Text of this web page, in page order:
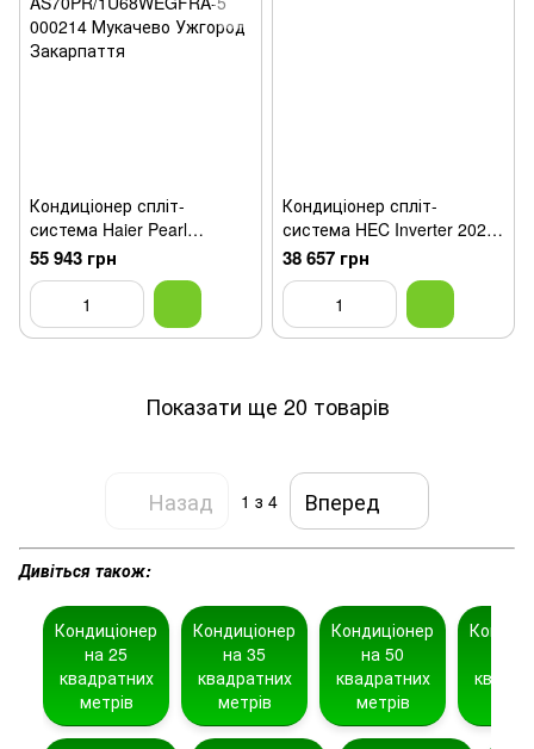
Кондиціонер спліт-
система Haier Pearl
AS70PR/1U68WEGFRA-5
55 943 грн
Кондиціонер спліт-
система HEC Inverter 2024
HSU-24LT(I) /HSU-24LT(O)
38 657 грн
Показати ще 20 товарів
Назад 1 з 4 Вперед
Дивіться також:
Кондиціонер
на 25
квадратних
метрів
Кондиціонер
на 35
квадратних
метрів
Кондиціонер
на 50
квадратних
метрів